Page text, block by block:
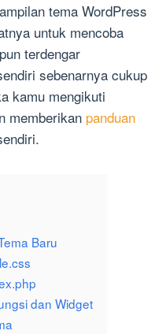
tema WordPress
untuk mencoba
terdengar
sebenarnya cukup
kamu mengikuti
memberikan panduan
Baru
dan Widget